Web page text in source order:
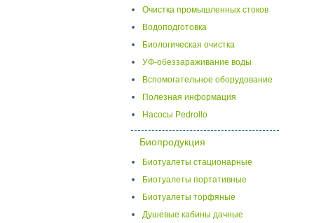
Очистка промышленных стоков
Водоподготовка
Биологическая очистка
УФ-обеззараживание воды
Вспомогательное оборудование
Полезная информация
Насосы Pedrollo
Биопродукция
Биотуалеты стационарные
Биотуалеты портативные
Биотуалеты торфяные
Душевые кабины дачные